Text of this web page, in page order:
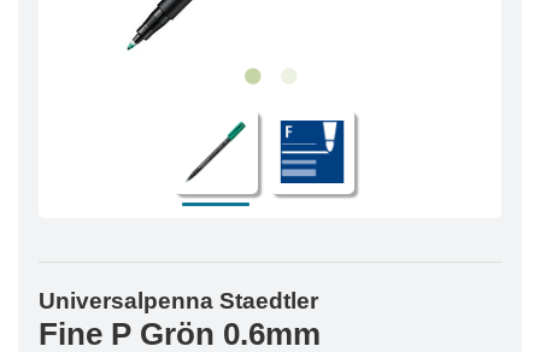
Universalpenna Staedtler
Fine P Grön 0.6mm